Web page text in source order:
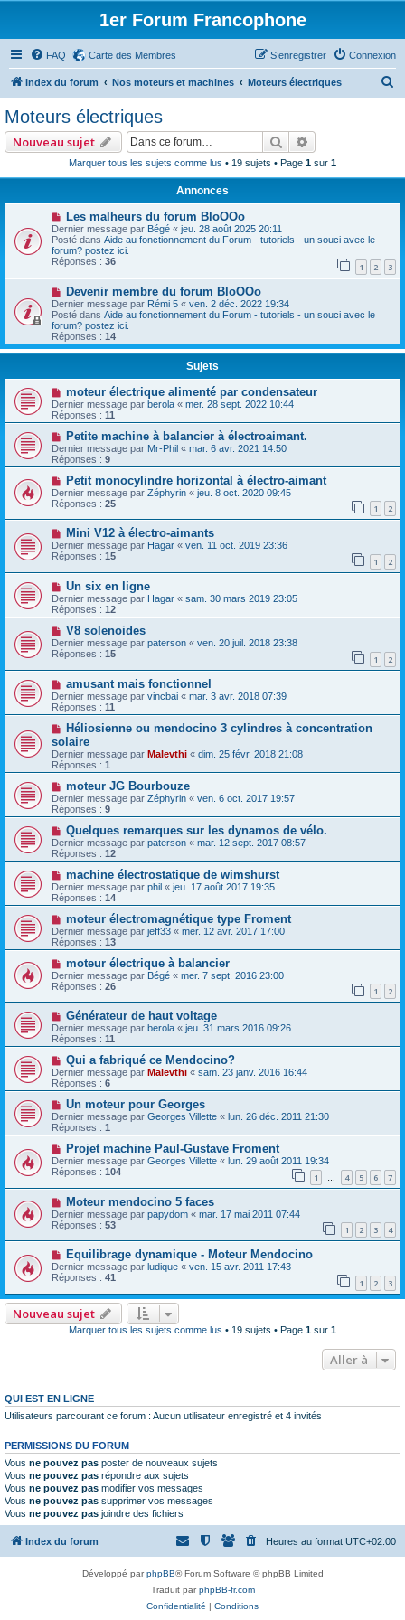
1er Forum Francophone
FAQ Carte des Membres Connexion
S’enregistrer
Index du forum Nos moteurs et machines Moteurs électriques
r
Moteurs électriques
Nouveau sujet Rechercher
Marquer tous les sujets comme lus • 19 sujets • Page 1 sur 1
Annonces
Les malheurs du forum BloOOo
Dernier message par Bégé « jeu. 28 août 2025 20:11
Posté dans Aide au fonctionnement du Forum - tutoriels - un souci avec le
forum? postez ici.
Réponses : 36 1 2 3
Devenir membre du forum BloOOo
Dernier message par Rémi 5 « ven. 2 déc. 2022 19:34
Posté dans Aide au fonctionnement du Forum - tutoriels - un souci avec le
forum? postez ici.
Réponses : 14
Sujets
moteur électrique alimenté par condensateur
Dernier message par berola « mer. 28 sept. 2022 10:44
Réponses : 11
Petite machine à balancier à électroaimant.
Dernier message par Mr-Phil « mar. 6 avr. 2021 14:50
Réponses : 9
Petit monocylindre horizontal à électro-aimant
Dernier message par Zéphyrin « jeu. 8 oct. 2020 09:45
Réponses : 25 1 2
Mini V12 à électro-aimants
Dernier message par Hagar « ven. 11 oct. 2019 23:36
Réponses : 15 1 2
Un six en ligne
Dernier message par Hagar « sam. 30 mars 2019 23:05
Réponses : 12
V8 solenoides
Dernier message par paterson « ven. 20 juil. 2018 23:38
Réponses : 15 1 2
amusant mais fonctionnel
Dernier message par vincbai « mar. 3 avr. 2018 07:39
Réponses : 11
Héliosienne ou mendocino 3 cylindres à concentration
solaire
Dernier message par Malevthi « dim. 25 févr. 2018 21:08
Réponses : 1
moteur JG Bourbouze
Dernier message par Zéphyrin « ven. 6 oct. 2017 19:57
Réponses : 9
Quelques remarques sur les dynamos de vélo.
Dernier message par paterson « mar. 12 sept. 2017 08:57
Réponses : 12
machine électrostatique de wimshurst
Dernier message par phil « jeu. 17 août 2017 19:35
Réponses : 14
moteur électromagnétique type Froment
Dernier message par jeff33 « mer. 12 avr. 2017 17:00
Réponses : 13
moteur électrique à balancier
Dernier message par Bégé « mer. 7 sept. 2016 23:00
Réponses : 26 1 2
Générateur de haut voltage
Dernier message par berola « jeu. 31 mars 2016 09:26
Réponses : 11
Qui a fabriqué ce Mendocino?
Dernier message par Malevthi « sam. 23 janv. 2016 16:44
Réponses : 6
Un moteur pour Georges
Dernier message par Georges Villette « lun. 26 déc. 2011 21:30
Réponses : 1
Projet machine Paul-Gustave Froment
Dernier message par Georges Villette « lun. 29 août 2011 19:34
Réponses : 104 1 … 4 5 6 7
Moteur mendocino 5 faces
Dernier message par papydom « mar. 17 mai 2011 07:44
Réponses : 53 1 2 3 4
Equilibrage dynamique - Moteur Mendocino
Dernier message par ludique « ven. 15 avr. 2011 17:43
Réponses : 41 1 2 3
Nouveau sujet
Marquer tous les sujets comme lus • 19 sujets • Page 1 sur 1
Aller à
QUI EST EN LIGNE
Utilisateurs parcourant ce forum : Aucun utilisateur enregistré et 4 invités
PERMISSIONS DU FORUM
Vous ne pouvez pas poster de nouveaux sujets
Vous ne pouvez pas répondre aux sujets
Vous ne pouvez pas modifier vos messages
Vous ne pouvez pas supprimer vos messages
Vous ne pouvez pas joindre des fichiers
Index du forum Heures au format UTC+02:00
Développé parphpBB® Forum Software © phpBB Limited
Traduit parphpBB-fr.com
Confidentialité | Conditions